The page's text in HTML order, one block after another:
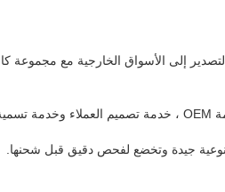
إلى الأسواق الخارجية مع مجموعة